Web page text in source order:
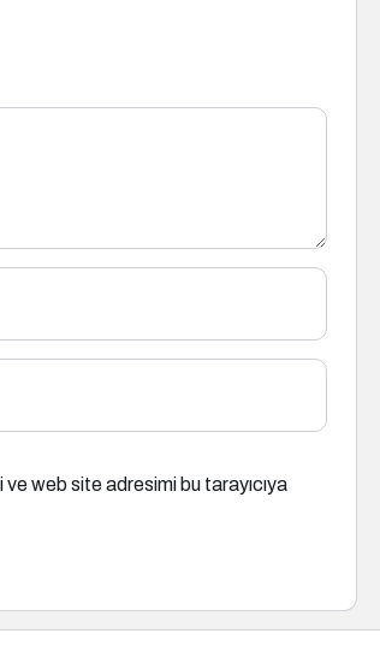
ve web site adresimi bu tarayıcıya